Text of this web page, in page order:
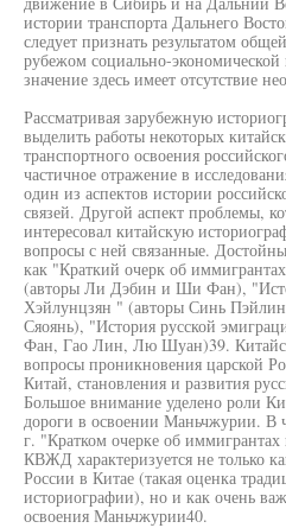
истории транспорта Дальнего
следует признать результатом
рубежом социально-
значение здесь имеет отсутствие
Рассматривая зарубежную
выделить работы некоторых
транспортного освоения
частичное отражение в
один из аспектов истории
связей. Другой аспект проблемы,
интересовал китайскую
вопросы с ней связанные.
как "Краткий очерк об
(авторы Ли Дэбин и Ши Фан),
Хэйлунцзян " (авторы Синь
Сяоянь), "История русской
Фан, Гао Лин, Лю Шуан)39.
вопросы проникновения царской
Китай, становления и развития
Большое внимание уделено роли
дороги в освоении Маньчжурии. В
г. "Кратком очерке об
КВЖД характеризуется не только
России в Китае (такая оценка
историографии), но и как очень
освоения Маньчжурии40.